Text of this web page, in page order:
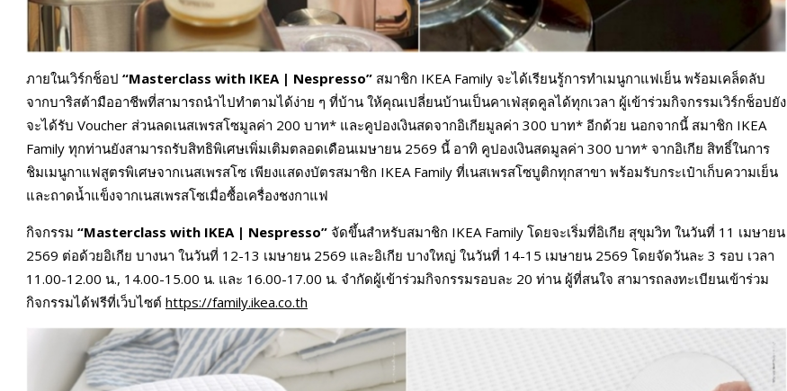
ภายในเวิร์กช็อป “Masterclass with IKEA | Nespresso” สมาชิก IKEA Family จะได้เรียนรู้การทำเมนูกาแฟเย็น พร้อมเคล็ดลับ
จากบาริสต้ามืออาชีพที่สามารถนำไปทำตามได้ง่าย ๆ ที่บ้าน ให้คุณเปลี่ยนบ้านเป็นคาเฟ่สุดคูลได้ทุกเวลา ผู้เข้าร่วมกิจกรรมเวิร์กช็อปยัง
จะได้รับ Voucher ส่วนลดเนสเพรสโซมูลค่า 200 บาท* และคูปองเงินสดจากอิเกียมูลค่า 300 บาท* อีกด้วย นอกจากนี้ สมาชิก IKEA
Family ทุกท่านยังสามารถรับสิทธิพิเศษเพิ่มเติมตลอดเดือนเมษายน 2569 นี้ อาทิ คูปองเงินสดมูลค่า 300 บาท* จากอิเกีย สิทธิ์ในการ
ชิมเมนูกาแฟสูตรพิเศษจากเนสเพรสโซ เพียงแสดงบัตรสมาชิก IKEA Family ที่เนสเพรสโซบูติกทุกสาขา พร้อมรับกระเป๋าเก็บความเย็น
และถาดน้ำแข็งจากเนสเพรสโซเมื่อซื้อเครื่องชงกาแฟ
กิจกรรม “Masterclass with IKEA | Nespresso” จัดขึ้นสำหรับสมาชิก IKEA Family โดยจะเริ่มที่อิเกีย สุขุมวิท ในวันที่ 11 เมษายน
2569 ต่อด้วยอิเกีย บางนา ในวันที่ 12-13 เมษายน 2569 และอิเกีย บางใหญ่ ในวันที่ 14-15 เมษายน 2569 โดยจัดวันละ 3 รอบ เวลา
11.00-12.00 น., 14.00-15.00 น. และ 16.00-17.00 น. จำกัดผู้เข้าร่วมกิจกรรมรอบละ 20 ท่าน ผู้ที่สนใจ สามารถลงทะเบียนเข้าร่วม
กิจกรรมได้ฟรีที่เว็บไซต์ https://family.ikea.co.th